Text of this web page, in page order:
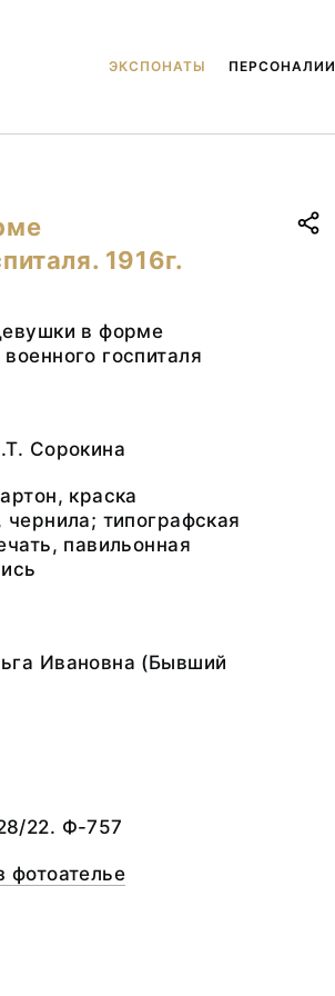
ЭКСПОНАТЫ ПЕРСОНАЛИИ
1916г.
в форме
госпиталя
Сорокина
краска
чернила; типографская
павильонная
Ивановна (Бывший
22. Ф-757
фотоателье